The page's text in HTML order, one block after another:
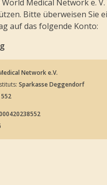
Medical Network e.
Bitte überweisen Sie
auf das folgende Konto:
Network e.V.
Sparkasse Deggendorf